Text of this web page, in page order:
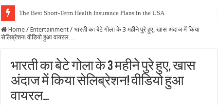
The Best Short-Term Health Insurance Plans in the USA
Home / Entertainment / भारती का बेटे गोला के 3 महीने पुरे हुए, खास अंदाज में किया
सेलिब्रेशन! वीडियो हुआ वायरल…
भारती का बेटे गोला के 3 महीने पुरे हुए, खास
अंदाज में किया सेलिब्रेशन! वीडियो हुआ
वायरल…